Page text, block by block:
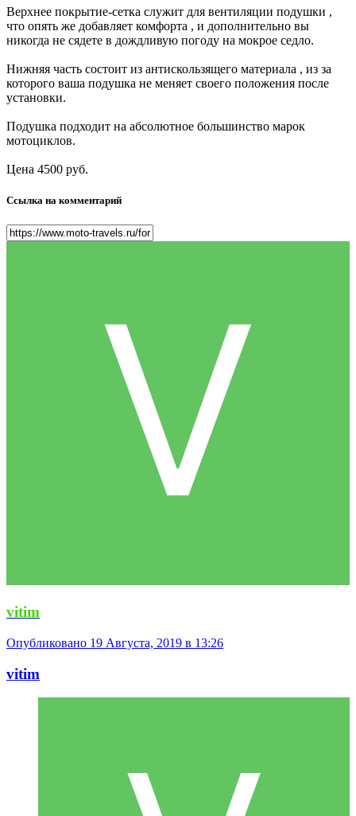
Верхнее покрытие-сетка служит для вентиляции подушки ,
что опять же добавляет комфорта , и дополнительно вы
никогда не сядете в дождливую погоду на мокрое седло.
Нижняя часть состоит из антискользящего материала , из за
которого ваша подушка не меняет своего положения после
установки.
Подушка подходит на абсолютное большинство марок
мотоциклов.
Цена 4500 руб.
Ссылка на комментарий
vitim
Опубликовано 19 Августа, 2019 в 13:26
vitim